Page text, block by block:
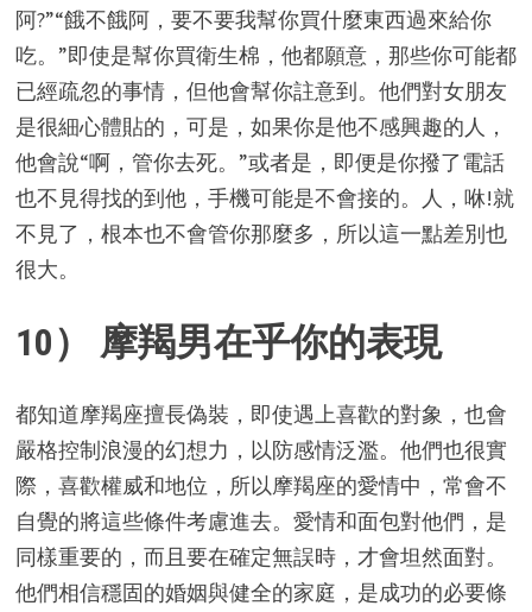
阿?”“餓不餓阿，要不要我幫你買什麼東西過來給你
吃。”即使是幫你買衛生棉，他都願意，那些你可能都
已經疏忽的事情，但他會幫你註意到。他們對女朋友
是很細心體貼的，可是，如果你是他不感興趣的人，
他會說“啊，管你去死。”或者是，即便是你撥了電話
也不見得找的到他，手機可能是不會接的。人，咻!就
不見了，根本也不會管你那麼多，所以這一點差別也
很大。
10） 摩羯男在乎你的表現
都知道摩羯座擅長偽裝，即使遇上喜歡的對象，也會
嚴格控制浪漫的幻想力，以防感情泛濫。他們也很實
際，喜歡權威和地位，所以摩羯座的愛情中，常會不
自覺的將這些條件考慮進去。愛情和面包對他們，是
同樣重要的，而且要在確定無誤時，才會坦然面對。
他們相信穩固的婚姻與健全的家庭，是成功的必要條